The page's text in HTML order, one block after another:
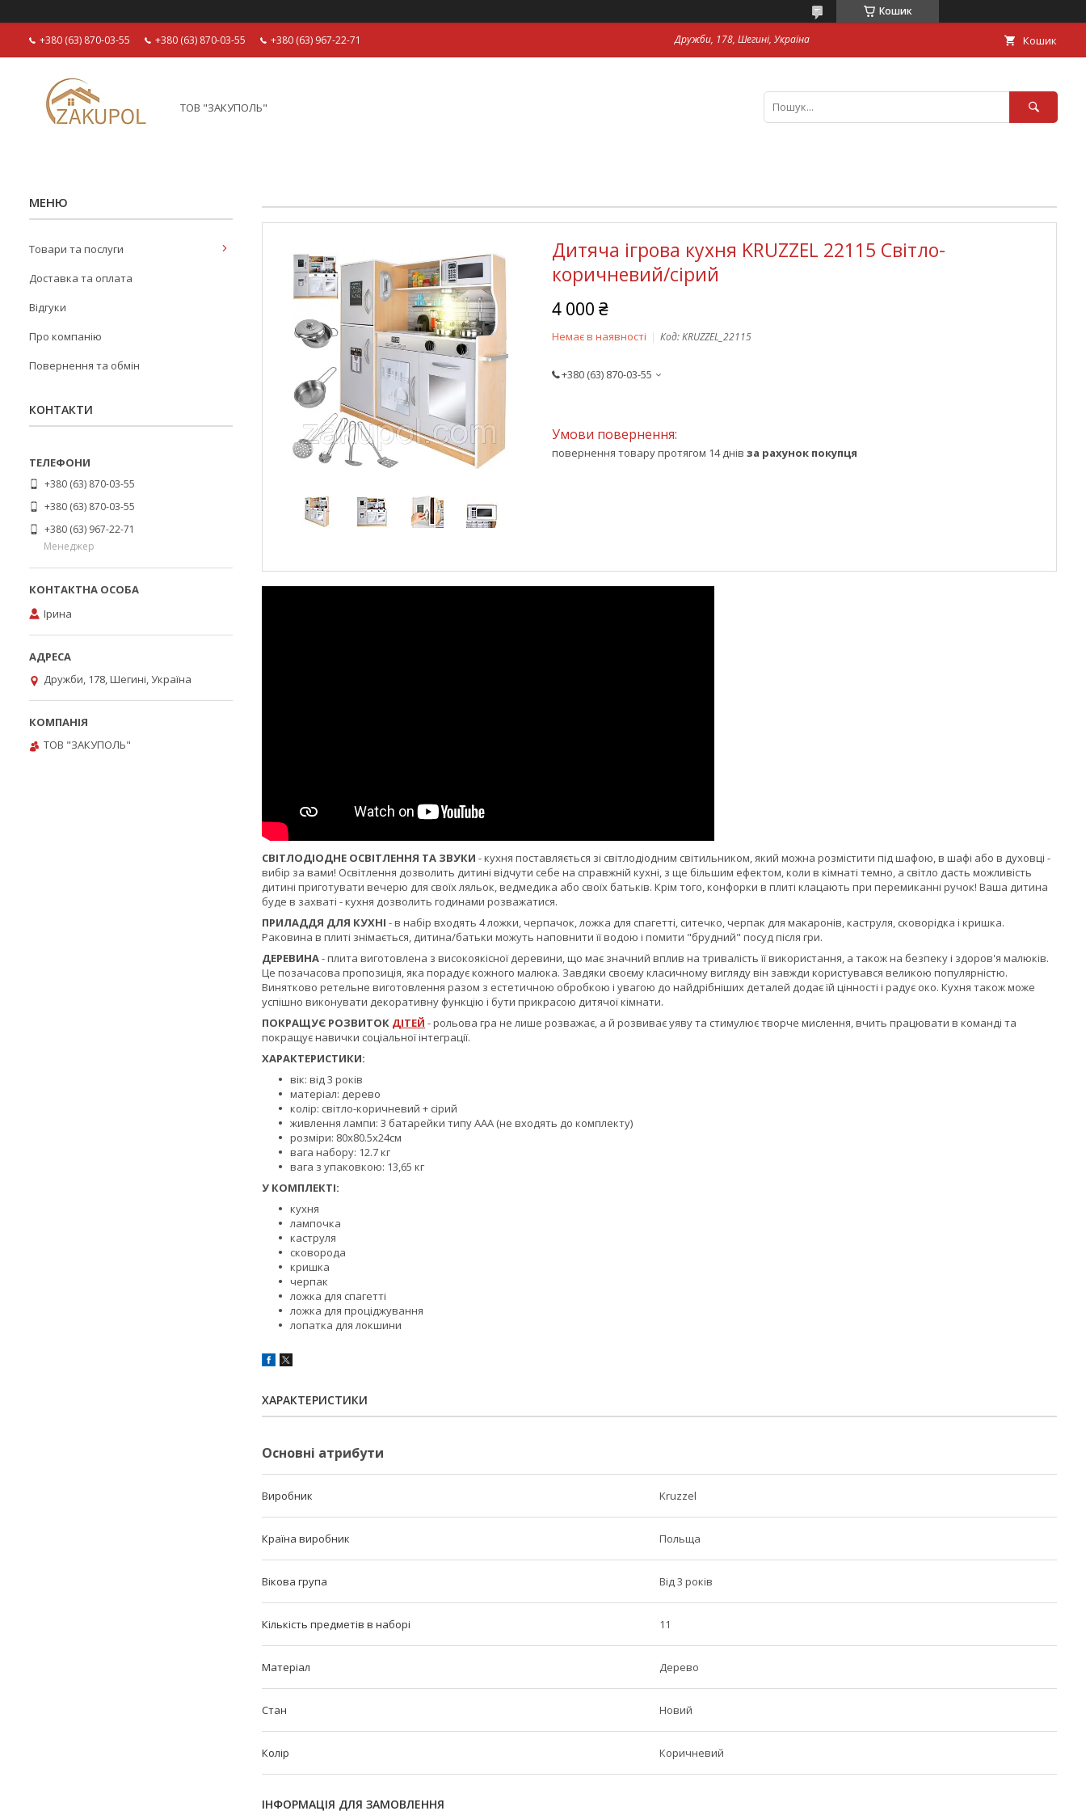
Кошик
+380 (63) 870-03-55 +380 (63) 870-03-55 +380 (63) 967-22-71 Дружби, 178, Шегині, Україна Кошик
ТОВ "ЗАКУПОЛЬ"
Дитяча ігрова кухня KRUZZEL 22115 Світло-
коричневий/сірий
4 000 ₴
Немає в наявності Код:KRUZZEL_22115
+380 (63) 870-03-55
повернення товару протягом 14 днів за рахунок покупця
СВІТЛОДІОДНЕ ОСВІТЛЕННЯ ТА ЗВУКИ - кухня поставляється зі світлодіодним світильником, який можна розмістити під шафою, в шафі або в духовці -
вибір за вами! Освітлення дозволить дитині відчути себе на справжній кухні, з ще більшим ефектом, коли в кімнаті темно, а світло дасть можливість
дитині приготувати вечерю для своїх ляльок, ведмедика або своїх батьків. Крім того, конфорки в плиті клацають при перемиканні ручок! Ваша дитина
буде в захваті - кухня дозволить годинами розважатися.
ПРИЛАДДЯ ДЛЯ КУХНІ - в набір входять 4 ложки, черпачок, ложка для спагетті, ситечко, черпак для макаронів, каструля, сковорідка і кришка.
Раковина в плиті знімається, дитина/батьки можуть наповнити її водою і помити "брудний" посуд після гри.
ДЕРЕВИНА- плита виготовлена з високоякісної деревини, що має значний вплив на тривалість її використання, а також на безпеку і здоров'я малюків.
Це позачасова пропозиція, яка порадує кожного малюка. Завдяки своєму класичному вигляду він завжди користувався великою популярністю.
Винятково ретельне виготовлення разом з естетичною обробкою і увагою до найдрібніших деталей додає їй цінності і радує око. Кухня також може
успішно виконувати декоративну функцію і бути прикрасою дитячої кімнати.
ПОКРАЩУЄ РОЗВИТОК ДІТЕЙ - рольова гра не лише розважає, а й розвиває уяву та стимулює творче мислення, вчить працювати в команді та
покращує навички соціальної інтеграції.
ХАРАКТЕРИСТИКИ:
вік: від 3 років
матеріал: дерево
колір: світло-коричневий + сірий
живлення лампи: 3 батарейки типу ААА (не входять до комплекту)
розміри: 80x80.5x24см
вага набору: 12.7 кг
вага з упаковкою: 13,65 кг
У КОМПЛЕКТІ:
кухня
лампочка
каструля
сковорода
кришка
черпак
ложка для спагетті
ложка для проціджування
лопатка для локшини
ХАРАКТЕРИСТИКИ
Основні атрибути
Виробник Kruzzel
Країна виробник Польща
Вікова група Від 3 років
Кількість предметів в наборі 11
Матеріал Дерево
Стан Новий
Колір Коричневий
ІНФОРМАЦІЯ ДЛЯ ЗАМОВЛЕННЯ
Товари та послуги
Доставка та оплата
Відгуки
Про компанію
Повернення та обмін
КОНТАКТИ
+380 (63) 870-03-55
+380 (63) 870-03-55
+380 (63) 967-22-71
Менеджер
Ірина
Дружби, 178, Шегині, Україна
ТОВ "ЗАКУПОЛЬ"